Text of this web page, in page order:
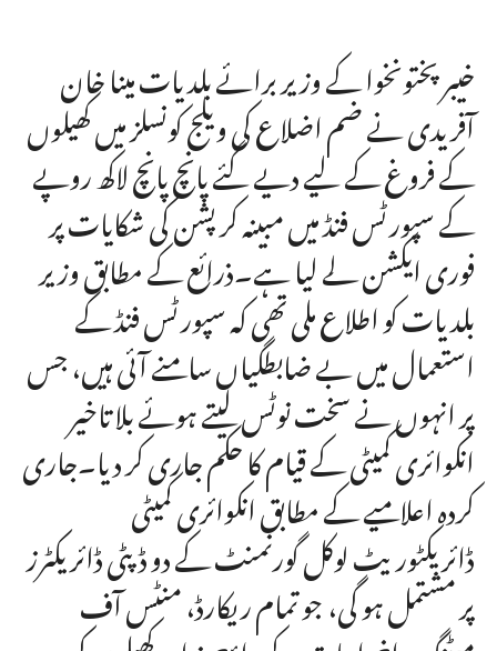
خیبرپختونخوا کے وزیر برائے بلدیات مینا خان
آفریدی نے ضم اضلاع کی ویلج کونسلز میں کھیلوں
کے فروغ کے لیے دیے گئے پانچ پانچ لاکھ روپے
کے سپورٹس فنڈ میں مبینہ کرپشن کی شکایات پر
فوری ایکشن لے لیا ہے۔ذرائع کے مطابق وزیر
بلدیات کو اطلاع ملی تھی کہ سپورٹس فنڈ کے
استعمال میں بے ضابطگیاں سامنے آئی ہیں، جس
پر انہوں نے سخت نوٹس لیتے ہوئے بلا تاخیر
انکوائری کمیٹی کے قیام کا حکم جاری کر دیا۔جاری
کردہ اعلامیے کے مطابق انکوائری کمیٹی
ڈائریکٹوریٹ لوکل گورنمنٹ کے دو ڈپٹی ڈائریکٹرز
پر مشتمل ہو گی، جو تمام ریکارڈ، منٹس آف